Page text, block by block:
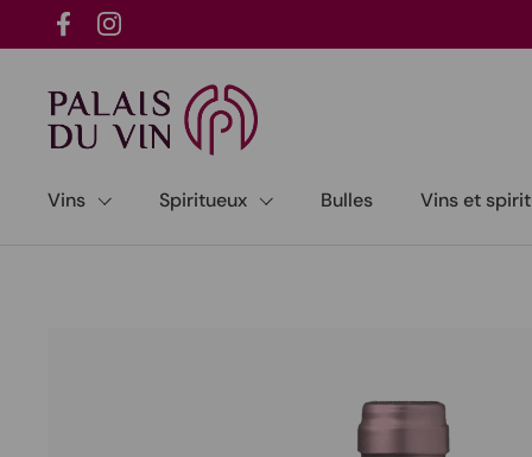
Passer au contenu
FacebookInstagram
Vins Spiritueux Bulles Vins et